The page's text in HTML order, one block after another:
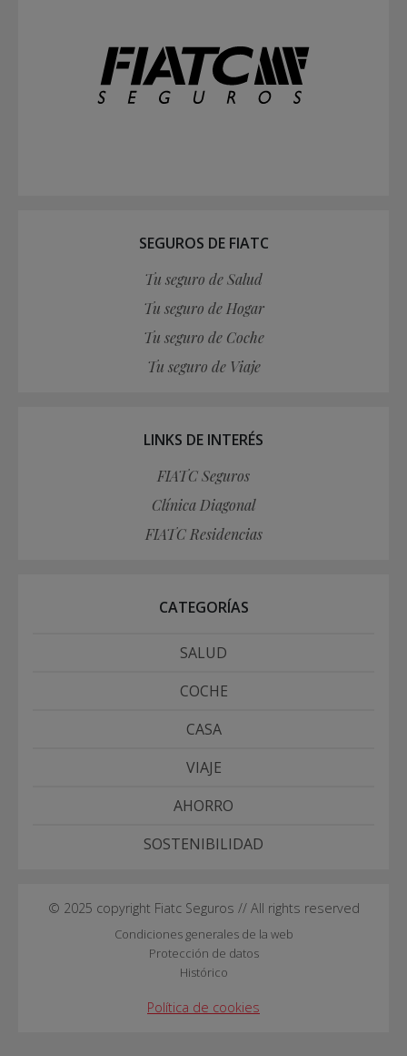
SEGUROS DE FIATC
Tu seguro de Salud
Tu seguro de Hogar
Tu seguro de Coche
Tu seguro de Viaje
LINKS DE INTERÉS
FIATC Seguros
Clínica Diagonal
FIATC Residencias
CATEGORÍAS
SALUD
COCHE
CASA
VIAJE
AHORRO
SOSTENIBILIDAD
© 2025 copyright Fiatc Seguros // All rights reserved
Condiciones generales de la web
Protección de datos
Histórico
Política de cookies